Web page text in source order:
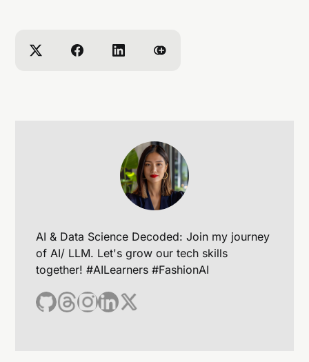
AI & Data Science Decoded: Join my journey
of AI/ LLM. Let's grow our tech skills
together! #AILearners #FashionAI